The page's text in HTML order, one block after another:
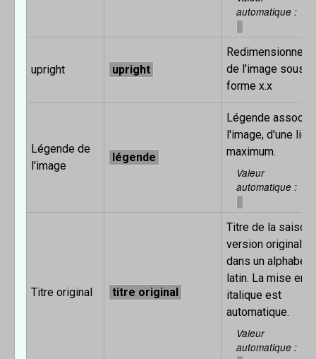
automatique
upright upright
de l'image sous la
forme x.x
Légende de
l'image
légende
Légende
l'image, d'une
maximum.
Valeur
automatique
Titre original titre original
Titre de la saison
version originale
dans un alphabet
latin. La mise en
italique est
automatique.
Valeur
automatique